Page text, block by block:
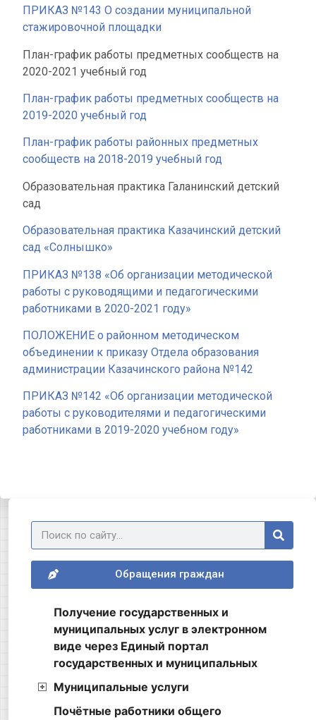
ПРИКАЗ №143 О создании муниципальной
стажировочной площадки
План-график работы предметных сообществ на
2020-2021 учебный год
План-график работы предметных сообществ на
2019-2020 учебный год
План-график работы районных предметных
сообществ на 2018-2019 учебный год
Образовательная практика Галанинский детский
сад
Образовательная практика Казачинский детский
сад «Солнышко»
ПРИКАЗ №138 «Об организации методической
работы с руководящими и педагогическими
работниками в 2020-2021 году»
ПОЛОЖЕНИЕ о районном методическом
объединении к приказу Отдела образования
администрации Казачинского района №142
ПРИКАЗ №142 «Об организации методической
работы с руководителями и педагогическими
работниками в 2019-2020 учебном году»
Обращения граждан
Получение государственных и
муниципальных услуг в электронном
виде через Единый портал
государственных и муниципальных
Муниципальные услуги
Почётные работники общего